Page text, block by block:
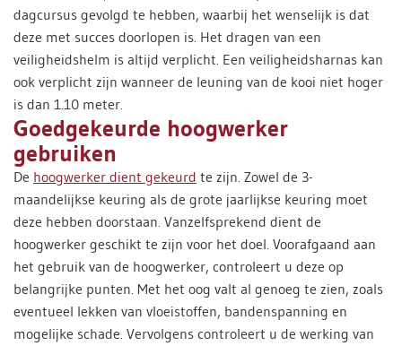
dagcursus gevolgd te hebben, waarbij het wenselijk is dat
deze met succes doorlopen is. Het dragen van een
veiligheidshelm is altijd verplicht. Een veiligheidsharnas kan
ook verplicht zijn wanneer de leuning van de kooi niet hoger
is dan 1.10 meter.
Goedgekeurde hoogwerker
gebruiken
De hoogwerker dient gekeurd te zijn. Zowel de 3-
maandelijkse keuring als de grote jaarlijkse keuring moet
deze hebben doorstaan. Vanzelfsprekend dient de
hoogwerker geschikt te zijn voor het doel. Voorafgaand aan
het gebruik van de hoogwerker, controleert u deze op
belangrijke punten. Met het oog valt al genoeg te zien, zoals
eventueel lekken van vloeistoffen, bandenspanning en
mogelijke schade. Vervolgens controleert u de werking van